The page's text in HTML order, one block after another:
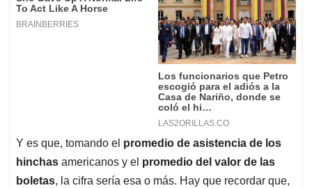
Y es que, tomando el promedio de asistencia de los
hinchas americanos y el promedio del valor de las
boletas, la cifra sería esa o más. Hay que recordar que,